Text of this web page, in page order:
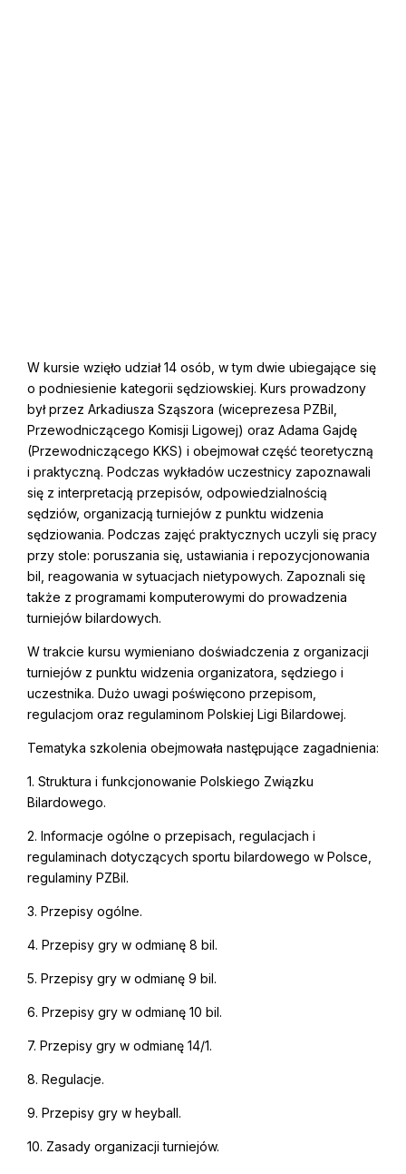
W kursie wzięło udział 14 osób, w tym dwie ubiegające się
o podniesienie kategorii sędziowskiej. Kurs prowadzony
był przez Arkadiusza Sząszora (wiceprezesa PZBil,
Przewodniczącego Komisji Ligowej) oraz Adama Gajdę
(Przewodniczącego KKS) i obejmował część teoretyczną
i praktyczną. Podczas wykładów uczestnicy zapoznawali
się z interpretacją przepisów, odpowiedzialnością
sędziów, organizacją turniejów z punktu widzenia
sędziowania. Podczas zajęć praktycznych uczyli się pracy
przy stole: poruszania się, ustawiania i repozycjonowania
bil, reagowania w sytuacjach nietypowych. Zapoznali się
także z programami komputerowymi do prowadzenia
turniejów bilardowych.
W trakcie kursu wymieniano doświadczenia z organizacji
turniejów z punktu widzenia organizatora, sędziego i
uczestnika. Dużo uwagi poświęcono przepisom,
regulacjom oraz regulaminom Polskiej Ligi Bilardowej.
Tematyka szkolenia obejmowała następujące zagadnienia:
1. Struktura i funkcjonowanie Polskiego Związku
Bilardowego.
2. Informacje ogólne o przepisach, regulacjach i
regulaminach dotyczących sportu bilardowego w Polsce,
regulaminy PZBil.
3. Przepisy ogólne.
4. Przepisy gry w odmianę 8 bil.
5. Przepisy gry w odmianę 9 bil.
6. Przepisy gry w odmianę 10 bil.
7. Przepisy gry w odmianę 14/1.
8. Regulacje.
9. Przepisy gry w heyball.
10. Zasady organizacji turniejów.